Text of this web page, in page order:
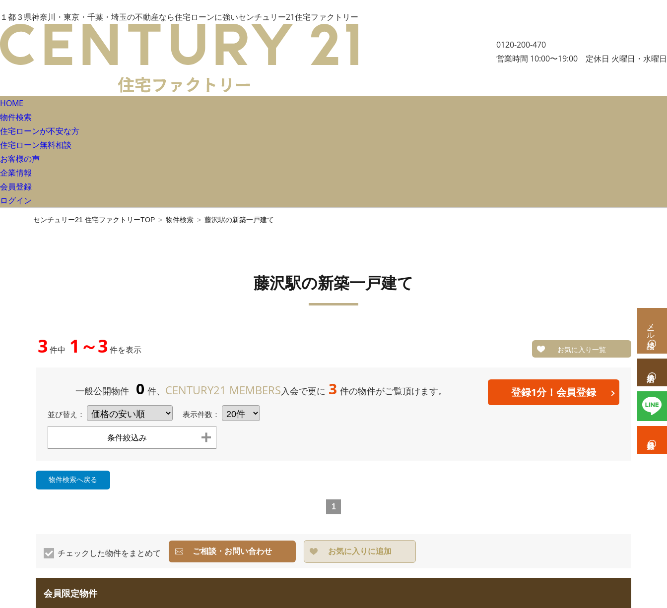
１都３県神奈川・東京・千葉・埼玉の不動産なら住宅ローンに強いセンチュリー21住宅ファクトリー
0120-200-470
営業時間 10:00〜19:00 定休日 火曜日・水曜日
HOME
物件検索
住宅ローンが不安な方
住宅ローン無料相談
お客様の声
企業情報
会員登録
ログイン
メール相談
センチュリー21 住宅ファクトリーTOP 物件検索 藤沢駅の新築一戸建て
藤沢駅の新築一戸建て
3件中 1～3件を表示 お気に入り一覧
一般公開物件 0 件、 CENTURY21 MEMBERS入会で更に 3 件の物件がご覧頂けます。 登録1分！会員登録
並び替え： 表示件数：
条件絞込み
1
チェックした物件をまとめて ご相談・お問い合わせ お気に入りに追加
会員限定物件